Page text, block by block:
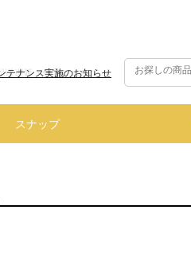
テナンス実施のお知らせ
スナップ